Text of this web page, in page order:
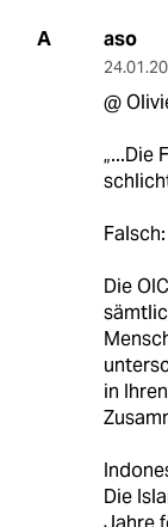
A aso
@
„...Die
Falsch:
Die
in
Die